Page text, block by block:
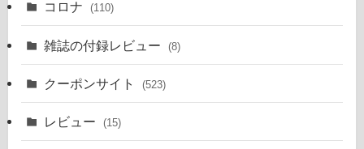
コロナ (110)
雑誌の付録レビュー (8)
クーポンサイト (523)
レビュー (15)